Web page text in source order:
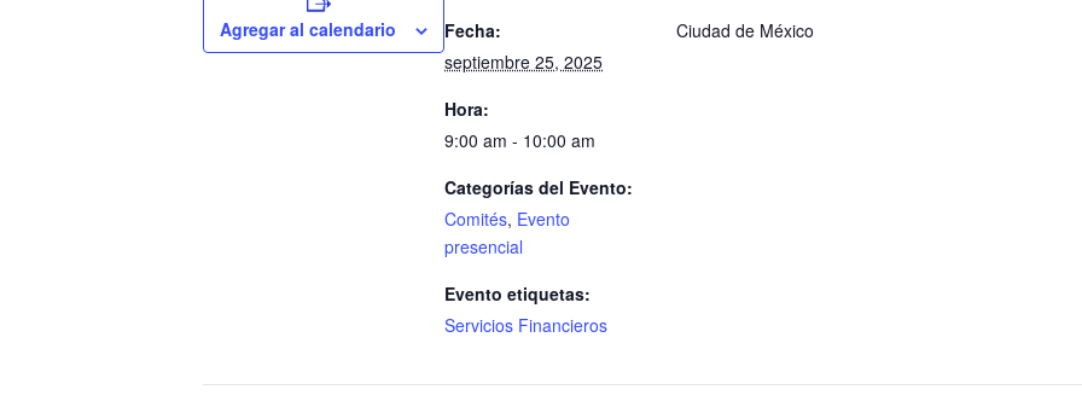
Agregar al calendario
Fecha:
septiembre 25, 2025
Hora:
9:00 am - 10:00 am
Categorías del Evento:
Comités, Evento
presencial
Evento etiquetas:
Servicios Financieros
Ciudad de México